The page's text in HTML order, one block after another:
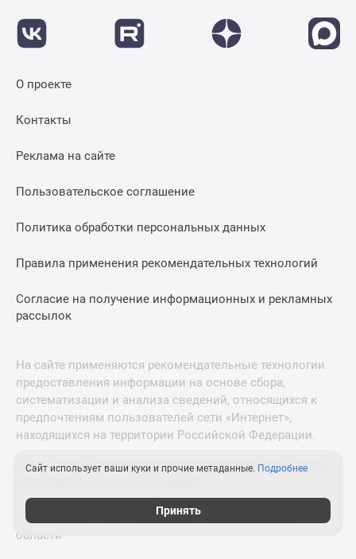
О проекте
Контакты
Реклама на сайте
Пользовательское соглашение
Политика обработки персональных данных
Правила применения рекомендательных технологий
Согласие на получение информационных и рекламных
рассылок
На сайте применяются рекомендательные технологии
предоставления информации на основе сбора,
систематизации и анализа сведений, относящихся к
предпочтениям пользователей сети «Интернет»,
находящихся на территории Российской Федерации.
© 2011—2026 Новострой-М. Все права защищены. Всё,
Новостройки Санкт-Петербурга и Ленинградской
области
Сайт использует ваши куки и прочие метаданные. Подробнее
Принять